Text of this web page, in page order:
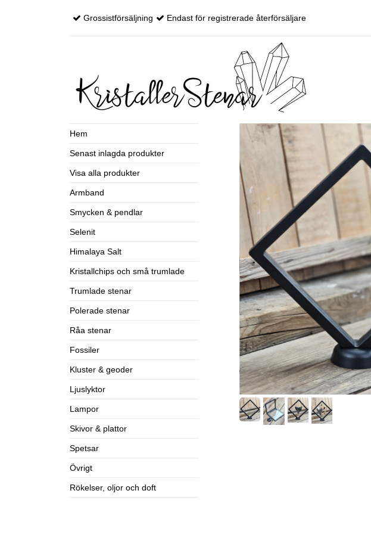
Grossistförsäljning Endast för registrerade återförsäljare
Hem
Senast inlagda produkter
Visa alla produkter
Armband
Smycken & pendlar
Selenit
Himalaya Salt
Kristallchips och små trumlade
Trumlade stenar
Polerade stenar
Råa stenar
Fossiler
Kluster & geoder
Ljuslyktor
Lampor
Skivor & plattor
Spetsar
Övrigt
Rökelser, oljor och doft